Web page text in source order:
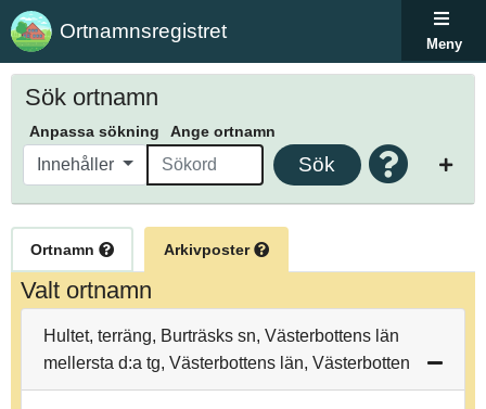
Ortnamnsregistret
Meny
Sök ortnamn
Anpassa sökning Ange ortnamn
Innehåller Sök
Ortnamn Arkivposter
Valt ortnamn
Hultet, terräng, Burträsks sn, Västerbottens län
mellersta d:a tg, Västerbottens län, Västerbotten